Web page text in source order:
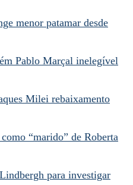
menor patamar desde
Pablo Marçal inelegível
Milei rebaixamento
“marido” de Roberta
para investigar